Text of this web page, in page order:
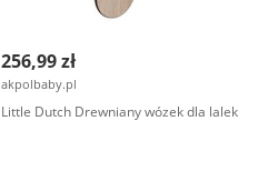
256,99 zł
akpolbaby.pl
Little Dutch Drewniany wózek dla lalek